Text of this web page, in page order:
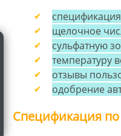
щелочное
сульфатную
температуру
отзывы
одобрение
Спецификация по